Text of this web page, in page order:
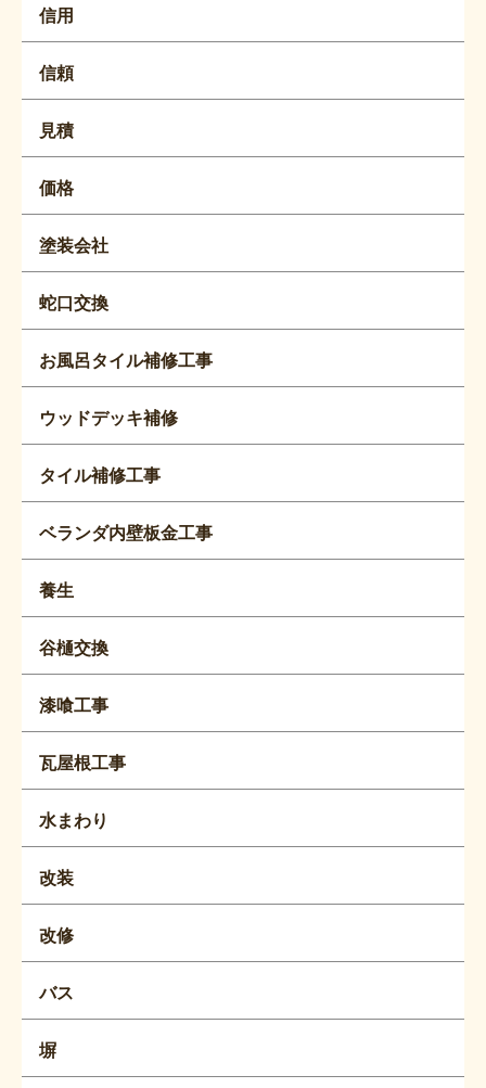
信用
信頼
見積
価格
塗装会社
蛇口交換
お風呂タイル補修工事
ウッドデッキ補修
タイル補修工事
ベランダ内壁板金工事
養生
谷樋交換
漆喰工事
瓦屋根工事
水まわり
改装
改修
バス
塀